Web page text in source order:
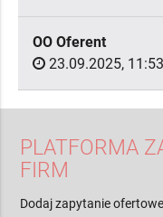
OO Oferent
23.09.2025, 11:53
PLATFORMA
FIRM
Dodaj zapytanie ofertowe